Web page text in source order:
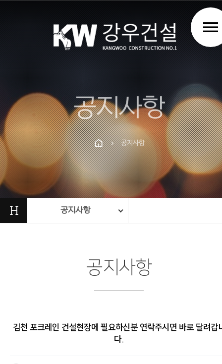
PrevNext
menu
공지사항
chevron_right 공지사항
H 공지사항
공지사항
김천 포크레인 건설현장에 필요하신분 연락주시면 바로 달려갑
다.